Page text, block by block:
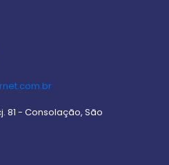
81 - Consolação, São